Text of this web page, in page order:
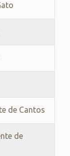
de Cantos
de